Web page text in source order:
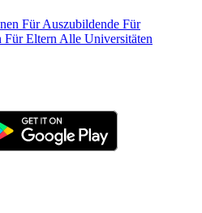
Für Auszubildende Für
Für Eltern Alle Universitäten